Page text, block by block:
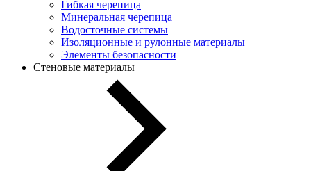
Гибкая черепица
Минеральная черепица
Водосточные системы
Изоляционные и рулонные материалы
Элементы безопасности
Стеновые материалы